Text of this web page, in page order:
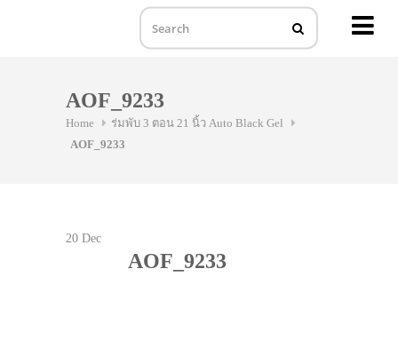
AOF_9233
Home
ร่มพับ 3 ตอน 21 นิ้ว Auto Black Gel
AOF_9233
20 Dec
AOF_9233